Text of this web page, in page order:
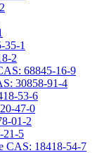
35-1
2
68845-16-9
30858-91-4
53-6
47-0
01-2
21-5
CAS: 18418-54-7